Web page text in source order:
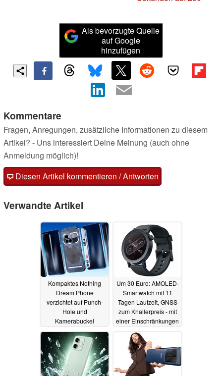
Als bevorzugte Quelle
auf Google
hinzufügen
Kommentare
Fragen, Anregungen, zusätzliche Informationen zu diesem
Artikel? - Uns interessiert Deine Meinung (auch ohne
Anmeldung möglich)!
Diesen Artikel kommentieren / Antworten
Verwandte Artikel
Kompaktes Nothing
Dream Phone
verzichtet auf Punch-
Hole und
Kamerabuckel
22.06.2026
Um 30 Euro: AMOLED-
Smartwatch mit 11
Tagen Laufzeit, GNSS
zum Knallerpreis - mit
einer Einschränkungen
07.06.2026